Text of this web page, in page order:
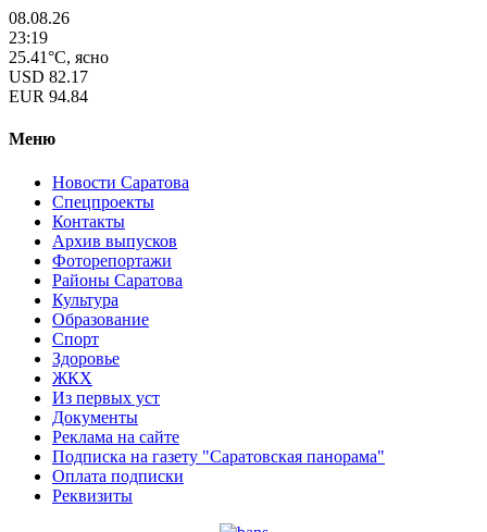
08.08.26
23:19
25.41°C, ясно
USD 82.17
EUR 94.84
Меню
Новости Саратова
Спецпроекты
Контакты
Архив выпусков
Фоторепортажи
Районы Саратова
Культура
Образование
Спорт
Здоровье
ЖКХ
Из пеpвых уст
Документы
Реклама на сайте
Подписка на газету "Саратовская панорама"
Оплата подписки
Реквизиты